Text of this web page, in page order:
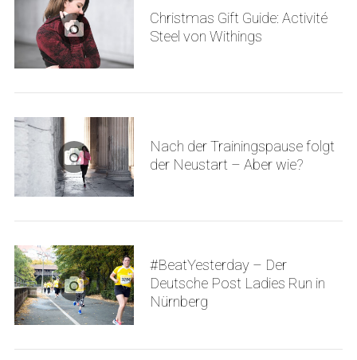
Christmas Gift Guide: Activité
Steel von Withings
Nach der Trainingspause folgt
der Neustart – Aber wie?
#BeatYesterday – Der
Deutsche Post Ladies Run in
Nürnberg
f
o
r
: